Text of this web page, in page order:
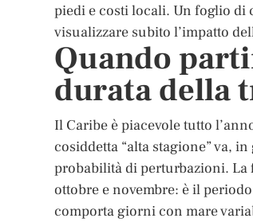
piedi e costi locali. Un foglio di
visualizzare subito l’impatto
Quando
durata della
Il Caribe è piacevole tutto
cosiddetta “alta stagione” va,
probabilità di perturbazioni. La
ottobre e novembre: è il
comporta giorni con mare